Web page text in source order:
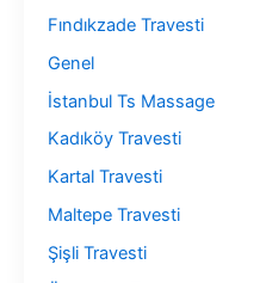
Fındıkzade Travesti
Genel
İstanbul Ts Massage
Kadıköy Travesti
Kartal Travesti
Maltepe Travesti
Şişli Travesti